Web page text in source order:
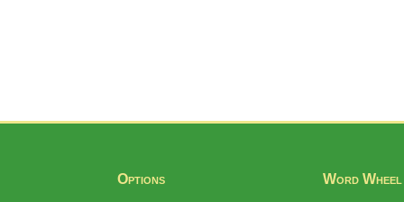
Options Word Wheel